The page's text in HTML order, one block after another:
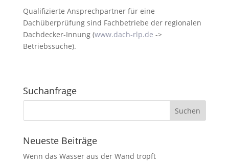
Qualifizierte Ansprechpartner für eine
Dachüberprüfung sind Fachbetriebe der regionalen
Dachdecker-Innung (www.dach-rlp.de ->
Betriebssuche).
Suchanfrage
Neueste Beiträge
Wenn das Wasser aus der Wand tropft